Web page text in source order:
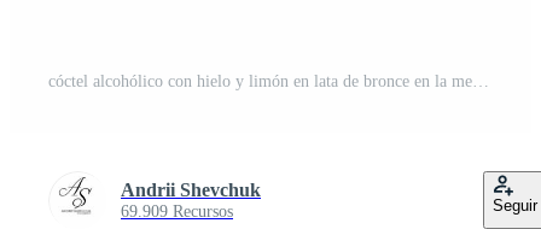
cóctel alcohólico con hielo y limón en lata de bronce en la mesa del bar. Foto Pro
Andrii Shevchuk
69.909 Recursos Seguir